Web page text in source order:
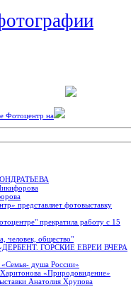
Фотоцентр на
представляет фотовыставку
прекратила работу с 15
человек, общество"
«ДЕРБЕНТ. ГОРСКИЕ ЕВРЕИ ВЧЕРА
душа России»
«Природовидение»
Анатолия Хрупова